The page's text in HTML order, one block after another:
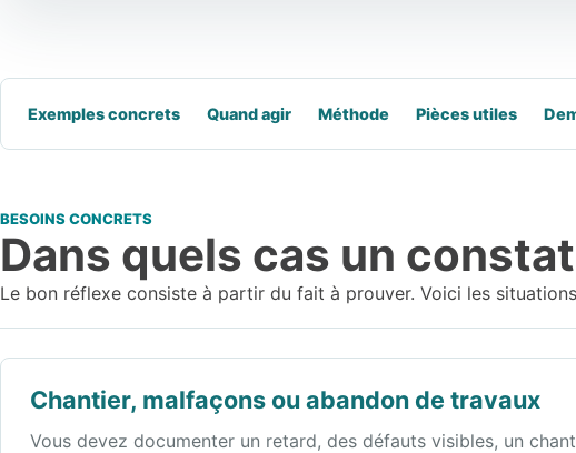
Exemples concrets Quand agir Méthode Pièces utiles
BESOINS CONCRETS
Dans quels cas un
Le bon réflexe consiste à partir du fait à prouver. Voici les
Chantier, malfaçons ou abandon de travaux
Vous devez documenter un retard, des défauts visibles, un